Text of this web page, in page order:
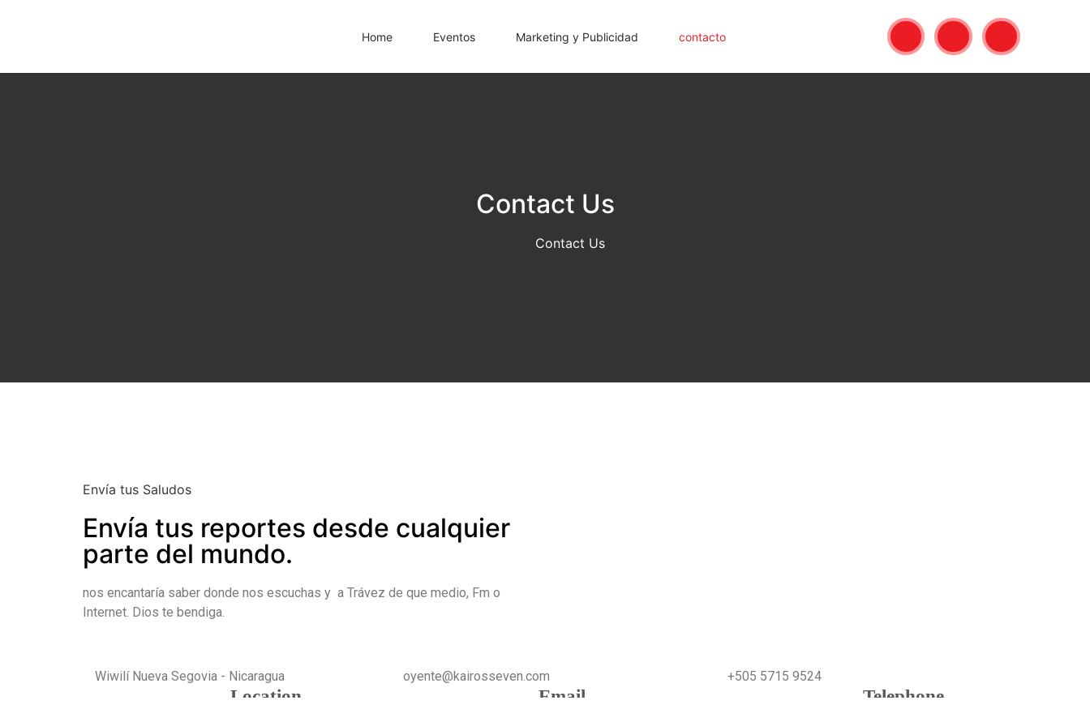
Home Eventos Marketing y Publicidad contacto
Contact Us
Contact Us
Envía tus Saludos
Envía tus reportes desde cualquier
parte del mundo.
nos encantaría saber donde nos escuchas y a Trávez de que medio, Fm o
Internet. Dios te bendiga.
Location
Wiwilí Nueva Segovia - Nicaragua
Email
oyente@kairosseven.com
Telephone
+505 5715 9524